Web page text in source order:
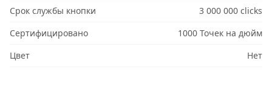
Срок службы кнопки
3 000 000 clicks
Сертифицировано
1000 Точек на дюйм
Цвет
Нет